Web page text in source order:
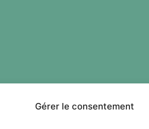
Gérer le consentement